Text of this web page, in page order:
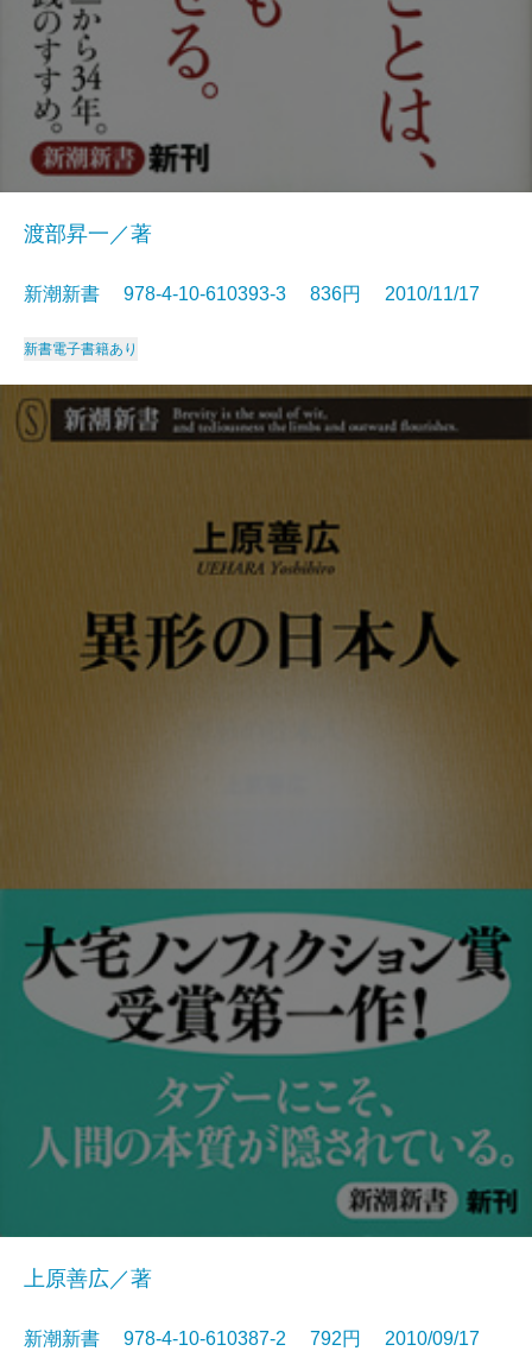
渡部昇一／著
新潮新書 978-4-10-610393-3 836円 2010/11/17
新書電子書籍あり
上原善広／著
新潮新書 978-4-10-610387-2 792円 2010/09/17